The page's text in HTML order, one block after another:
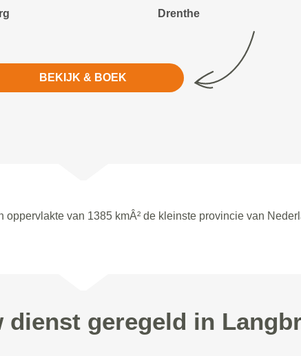
Drenthe
BEKIJK & BOEK
van 1385 kmÂ² de kleinste provincie van
dienst geregeld in